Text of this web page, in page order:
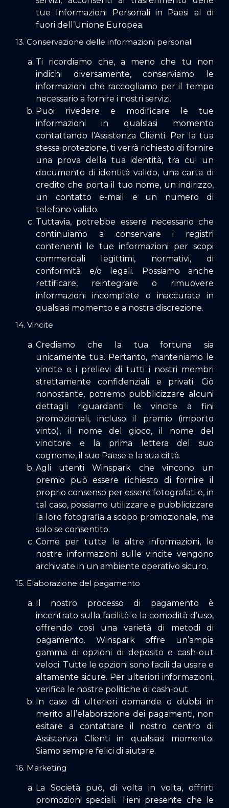
tue Informazioni Personali in Paesi al di
fuori dell’Unione Europea.
13. Conservazione delle informazioni personali
Ti ricordiamo che, a meno che tu non
indichi diversamente, conserviamo le
informazioni che raccogliamo per il tempo
necessario a fornire i nostri servizi.
Puoi rivedere e modificare le tue
informazioni in qualsiasi momento
contattando l’Assistenza Clienti. Per la tua
stessa protezione, ti verrà richiesto di fornire
una prova della tua identità, tra cui un
documento di identità valido, una carta di
credito che porta il tuo nome, un indirizzo,
un contatto e-mail e un numero di
telefono valido.
Tuttavia, potrebbe essere necessario che
continuiamo a conservare i registri
contenenti le tue informazioni per scopi
commerciali legittimi, normativi, di
conformità e/o legali. Possiamo anche
rettificare, reintegrare o rimuovere
informazioni incomplete o inaccurate in
qualsiasi momento e a nostra discrezione.
14. Vincite
Crediamo che la tua fortuna sia
unicamente tua. Pertanto, manteniamo le
vincite e i prelievi di tutti i nostri membri
strettamente confidenziali e privati. Ciò
nonostante, potremo pubblicizzare alcuni
dettagli riguardanti le vincite a fini
promozionali, incluso il premio (importo
vinto), il nome del gioco, il nome del
vincitore e la prima lettera del suo
cognome, il suo Paese e la sua città.
Agli utenti Winspark che vincono un
premio può essere richiesto di fornire il
proprio consenso per essere fotografati e, in
tal caso, possiamo utilizzare e pubblicizzare
la loro fotografia a scopo promozionale, ma
solo se consentito.
Come per tutte le altre informazioni, le
nostre informazioni sulle vincite vengono
archiviate in un ambiente operativo sicuro.
15. Elaborazione del pagamento
Il nostro processo di pagamento è
incentrato sulla facilità e la comodità d’uso,
offrendo così una varietà di metodi di
pagamento. Winspark offre un’ampia
gamma di opzioni di deposito e cash-out
veloci. Tutte le opzioni sono facili da usare e
altamente sicure. Per ulteriori informazioni,
verifica le nostre politiche di cash-out.
In caso di ulteriori domande o dubbi in
merito all’elaborazione dei pagamenti, non
esitare a contattare il nostro centro di
Assistenza Clienti in qualsiasi momento.
Siamo sempre felici di aiutare.
16. Marketing
La Società può, di volta in volta, offrirti
promozioni speciali. Tieni presente che le